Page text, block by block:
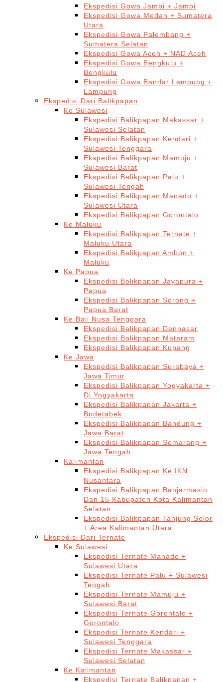
Ekspedisi Gowa Jambi + Jambi
Ekspedisi Gowa Medan + Sumatera
Utara
Ekspedisi Gowa Palembang +
Sumatera Selatan
Ekspedisi Gowa Aceh + NAD Aceh
Ekspedisi Gowa Bengkulu +
Bengkulu
Ekspedisi Gowa Bandar Lampung +
Lampung
Ekspedisi Dari Balikpapan
Ke Sulawesi
Ekspedisi Balikpapan Makassar +
Sulawesi Selatan
Ekspedisi Balikpapan Kendari +
Sulawesi Tenggara
Ekspedisi Balikpapan Mamuju +
Sulawesi Barat
Ekspedisi Balikpapan Palu +
Sulawesi Tengah
Ekspedisi Balikpapan Manado +
Sulawesi Utara
Ekspedisi Balikpapan Gorontalo
Ke Maluku
Ekspedisi Balikpapan Ternate +
Maluku Utara
Ekspedisi Balikpapan Ambon +
Maluku
Ke Papua
Ekspedisi Balikpapan Jayapura +
Papua
Ekspedisi Balikpapan Sorong +
Papua Barat
Ke Bali Nusa Tenggara
Ekspedisi Balikpapan Denpasar
Ekspedisi Balikpapan Mataram
Ekspedisi Balikpapan Kupang
Ke Jawa
Ekspedisi Balikpapan Surabaya +
Jawa Timur
Ekspedisi Balikpapan Yogyakarta +
Di Yogyakarta
Ekspedisi Balikpapan Jakarta +
Bodetabek
Ekspedisi Balikpapan Bandung +
Jawa Barat
Ekspedisi Balikpapan Semarang +
Jawa Tengah
Kalimantan
Ekspedisi Balikpapan Ke IKN
Nusantara
Ekspedisi Balikpapan Banjarmasin
Dan 15 Kabupaten Kota Kalimantan
Selatan
Ekspedisi Balikpapan Tanjung Selor
+ Area Kalimantan Utara
Ekspedisi Dari Ternate
Ke Sulawesi
Ekspedisi Ternate Manado +
Sulawesi Utara
Ekspedisi Ternate Palu + Sulawesi
Tengah
Ekspedisi Ternate Mamuju +
Sulawesi Barat
Ekspedisi Ternate Gorontalo +
Gorontalo
Ekspedisi Ternate Kendari +
Sulawesi Tenggara
Ekspedisi Ternate Makassar +
Sulawesi Selatan
Ke Kalimantan
Ekspedisi Ternate Balikpapan +